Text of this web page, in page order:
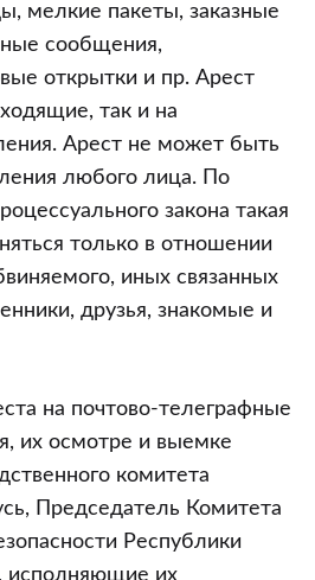
мелкие пакеты, заказные
сообщения,
открытки и пр. Арест
так и на
Арест не может быть
любого лица. По
закона такая
только в отношении
иных связанных
друзья, знакомые и
на почтово-телеграфные
их осмотре и выемке
комитета
Председатель Комитета
Республики
исполняющие их